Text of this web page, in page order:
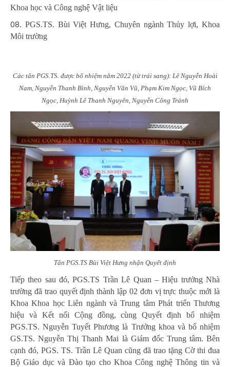
Khoa học và Công nghệ Vật liệu
PGS.TS. Bùi Việt Hưng, Chuyên ngành Thủy lợi, Khoa
Môi trường
Các tân PGS.TS. được bổ nhiệm năm 2022 (từ trái sang): Lê Nguyễn Hoài
Nam, Nguyễn Thanh Bình, Nguyễn Văn Vũ, Phạm Kim Ngọc, Vũ Bích
Ngọc, Huỳnh Lê Thanh Nguyên, Nguyễn Công Tránh
Tân PGS.TS Bùi Việt Hưng nhận Quyết định
Tiếp theo sau đó, PGS.TS Trần Lê Quan – Hiệu trưởng Nhà
trường đã trao quyết định thành lập 02 đơn vị trực thuộc mới là
Khoa Khoa học Liên ngành và Trung tâm Phát triển Thương
hiệu và Kết nối Cộng đồng, cùng Quyết định bổ nhiệm
PGS.TS. Nguyễn Tuyết Phương là Trưởng khoa và bổ nhiệm
GS.TS. Nguyễn Thị Thanh Mai là Giám đốc Trung tâm. Bên
cạnh đó, PGS. TS. Trần Lê Quan cũng đã trao tặng Cờ thi đua
Bộ Giáo dục và Đào tạo cho Khoa Công nghệ Thông tin và